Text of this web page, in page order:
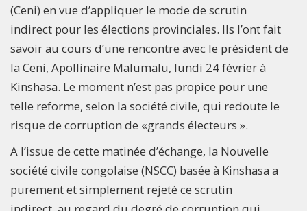
(Ceni) en vue d’appliquer le mode de scrutin
indirect pour les élections provinciales. Ils l’ont fait
savoir au cours d’une rencontre avec le président de
la Ceni, Apollinaire Malumalu, lundi 24 février à
Kinshasa. Le moment n’est pas propice pour une
telle reforme, selon la société civile, qui redoute le
risque de corruption de «grands électeurs ».
A l’issue de cette matinée d’échange, la Nouvelle
société civile congolaise (NSCC) basée à Kinshasa a
purement et simplement rejeté ce scrutin